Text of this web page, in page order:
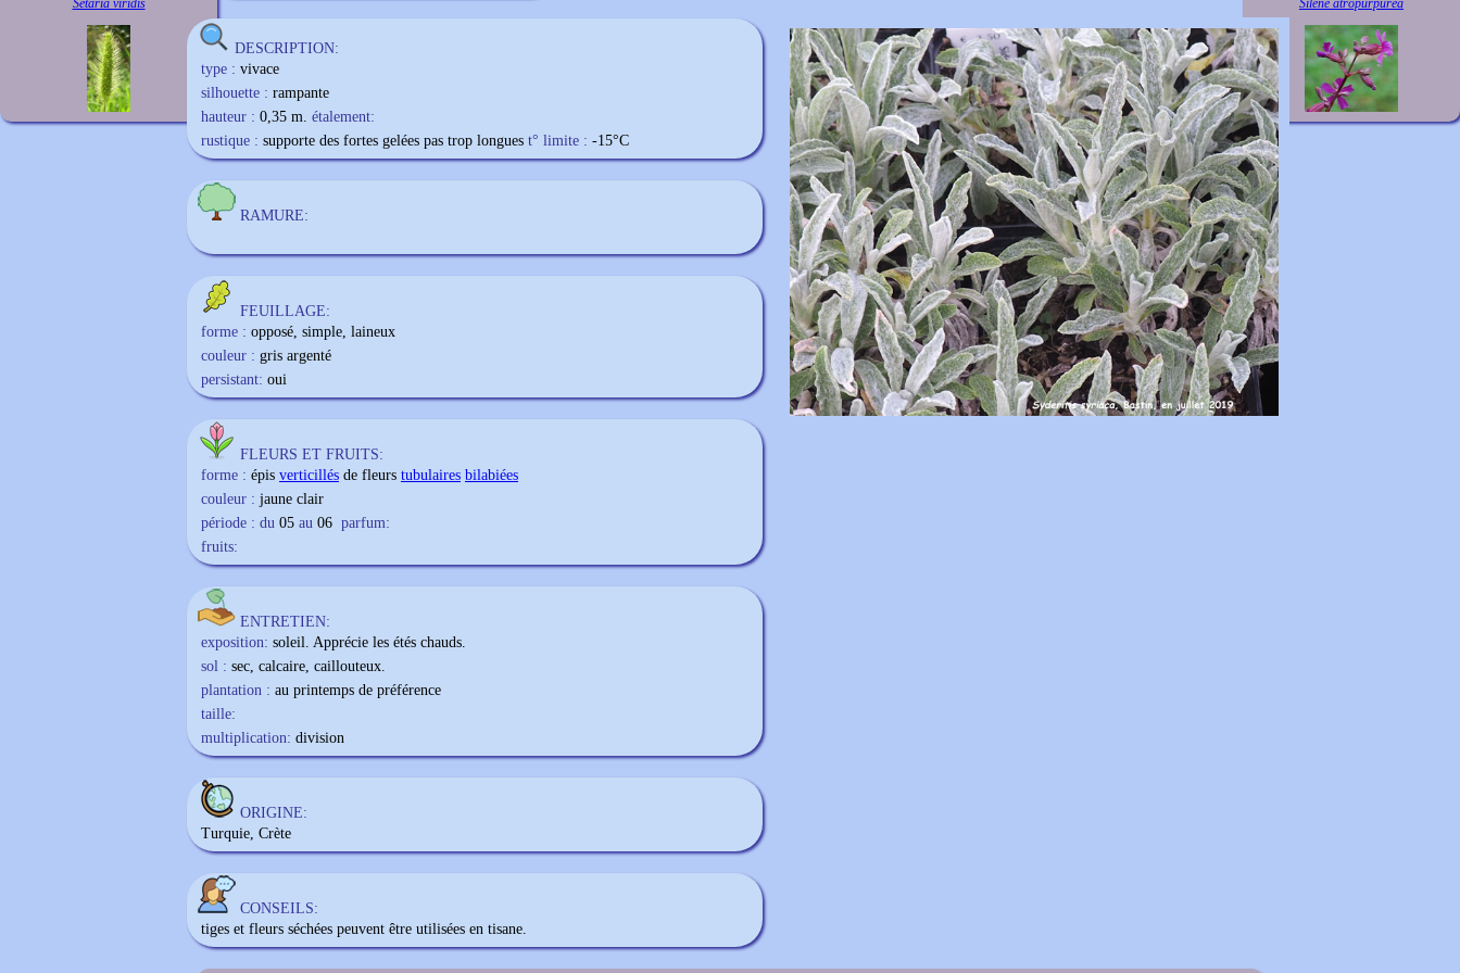
Setaria viridis Silene atropurpurea
DESCRIPTION:
type : vivace
silhouette : rampante
hauteur : 0,35 m. étalement:
rustique : supporte des fortes gelées pas trop longues t° limite : -15°C
RAMURE:
FEUILLAGE:
forme : opposé, simple, laineux
couleur : gris argenté
persistant: oui
FLEURS ET FRUITS:
forme : épis verticillés de fleurs tubulaires bilabiées
couleur : jaune clair
période : du 05 au 06 parfum:
fruits:
ENTRETIEN:
exposition: soleil. Apprécie les étés chauds.
sol : sec, calcaire, caillouteux.
plantation : au printemps de préférence
taille:
multiplication: division
ORIGINE:
Turquie, Crète
CONSEILS:
tiges et fleurs séchées peuvent être utilisées en tisane.